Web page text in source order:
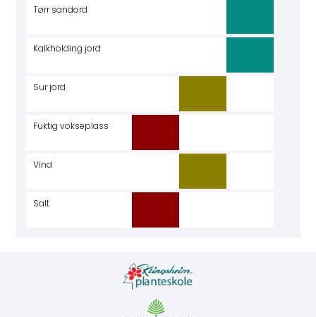
Tørr sandord
Kalkholding jord
Sur jord
Fuktig vokseplass
Vind
Salt